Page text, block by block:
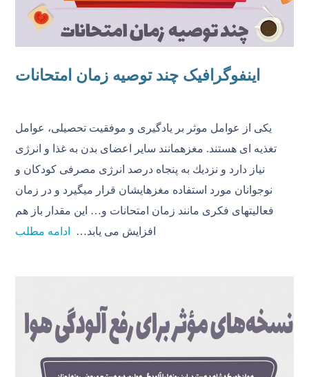
اینفوگرافیک چند توصیه زمان امتحانات
یكى از عوامل موثر بر یادگیرى و موفقیت تحصیلى، عوامل
تغذیه ای هستند. مغزهمانند سایر اعضاى بدن به غذا و انرژى
نیاز دارد و نزدیك به پنجاه درصد انرژی مصرفى كودكان و
نوجوانان مورد استفاده مغزهایشان قرار میگیرد و در زمان
فعالیتهاى فكرى مانند زمان امتحانات و… این مقدار باز هم
افزایش می یابد…
ادامه مطلب